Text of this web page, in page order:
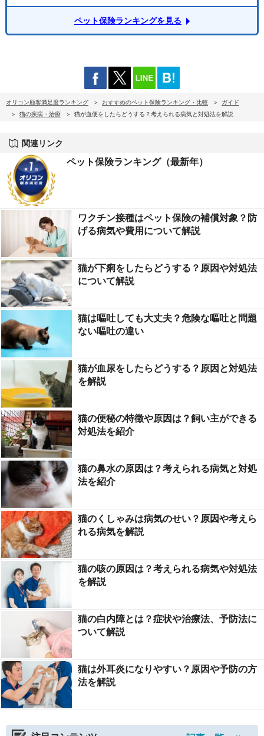
ペット保険ランキングを見る
オリコン顧客満足度ランキング おすすめのペット保険ランキング・比較
ガイド
猫の疾病・治療
猫が血便をしたらどうする？考えられる病気と対処法を解説
関連リンク
ペット保険ランキング（最新年）
ワクチン接種はペット保険の補償対象？防
げる病気や費用について解説
猫が下痢をしたらどうする？原因や対処法
について解説
猫は嘔吐しても大丈夫？危険な嘔吐と問題
ない嘔吐の違い
猫が血尿をしたらどうする？原因と対処法
を解説
猫の便秘の特徴や原因は？飼い主ができる
対処法を紹介
猫の鼻水の原因は？考えられる病気と対処
法を紹介
猫のくしゃみは病気のせい？原因や考えら
れる病気を解説
猫の咳の原因は？考えられる病気や対処法
を解説
猫の白内障とは？症状や治療法、予防法に
ついて解説
猫は外耳炎になりやすい？原因や予防の方
法を解説